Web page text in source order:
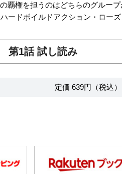
覇権を担うのはどちらのグループ
ードボイルドアクション・ロー
第1話 試し読み
定価 639円（税